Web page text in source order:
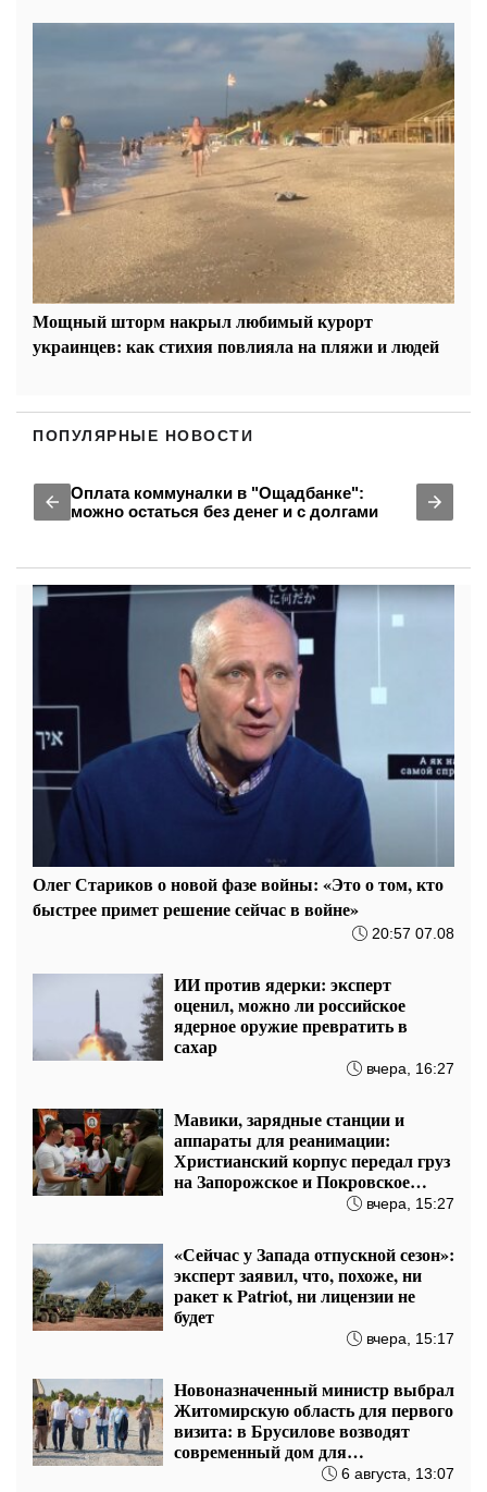
Мощный шторм накрыл любимый курорт
украинцев: как стихия повлияла на пляжи и людей
ПОПУЛЯРНЫЕ НОВОСТИ
Оплата коммуналки в "Ощадбанке":
можно остаться без денег и с долгами
Олег Стариков о новой фазе войны: «Это о том, кто
быстрее примет решение сейчас в войне»
20:57 07.08
ИИ против ядерки: эксперт
оценил, можно ли российское
ядерное оружие превратить в
сахар
вчера, 16:27
Мавики, зарядные станции и
аппараты для реанимации:
Христианский корпус передал груз
на Запорожское и Покровское
вчера, 15:27
«Сейчас у Запада отпускной сезон»:
эксперт заявил, что, похоже, ни
ракет к Patriot, ни лицензии не
будет
вчера, 15:17
Новоназначенный министр выбрал
Житомирскую область для первого
визита: в Брусилове возводят
современный дом для
переселенцев при поддержке
6 августа, 13:07